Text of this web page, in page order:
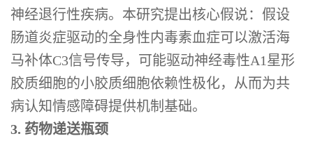
神经退行性疾病。本研究提出核心假说：假设
肠道炎症驱动的全身性内毒素血症可以激活海
马补体C3信号传导，可能驱动神经毒性A1星形
胶质细胞的小胶质细胞依赖性极化，从而为共
病认知情感障碍提供机制基础。
3. 药物递送瓶颈